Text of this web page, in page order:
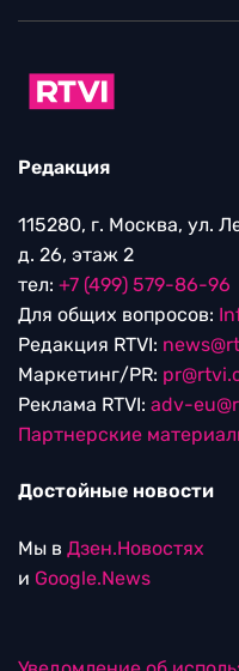
Редакция
115280, г. Москва, ул.
д. 26, этаж 2
тел: +7 (499) 579-86-96
Для общих вопросов:
Редакция RTVI:
Маркетинг/PR:
Реклама RTVI: adv-
Партнерские
Достойные новости
Мы в Дзен.Новостях
и Google.News